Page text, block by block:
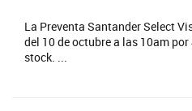
La Preventa Santander Select
del 10 de octubre a las 10am
stock. ...